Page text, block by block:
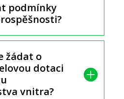
podmínky
žádat o
dotaci
vnitra?